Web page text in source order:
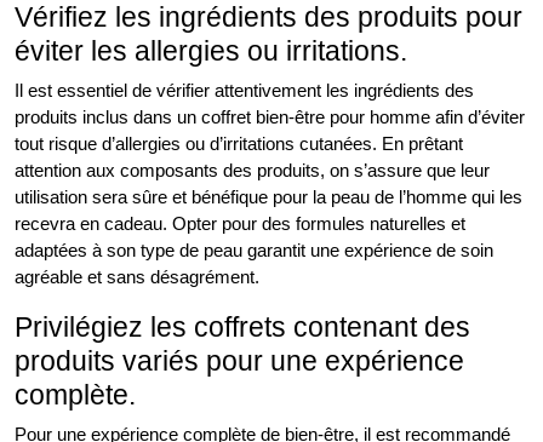
Vérifiez les ingrédients des produits pour
éviter les allergies ou irritations.
Il est essentiel de vérifier attentivement les ingrédients des
produits inclus dans un coffret bien-être pour homme afin d’éviter
tout risque d’allergies ou d’irritations cutanées. En prêtant
attention aux composants des produits, on s’assure que leur
utilisation sera sûre et bénéfique pour la peau de l’homme qui les
recevra en cadeau. Opter pour des formules naturelles et
adaptées à son type de peau garantit une expérience de soin
agréable et sans désagrément.
Privilégiez les coffrets contenant des
produits variés pour une expérience
complète.
Pour une expérience complète de bien-être, il est recommandé